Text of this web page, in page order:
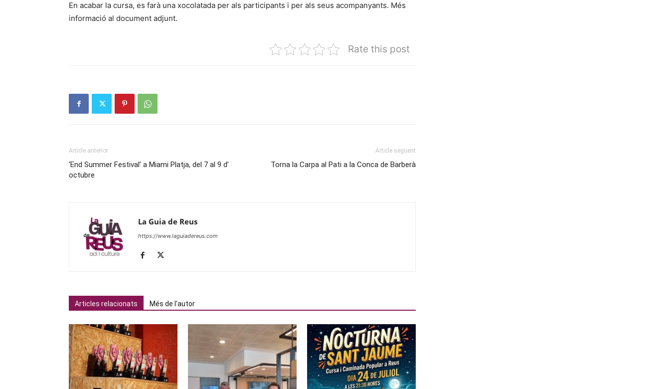
En acabar la cursa, es farà una xocolatada per als participants i per als seus acompanyants. Més
informació al document adjunt.
Rate this post
Article anterior
‘End Summer Festival’ a Miami Platja, del 7 al 9 d’
octubre
Article següent
Torna la Carpa al Pati a la Conca de Barberà
La Guia de Reus
https://www.laguiadereus.com
Articles relacionats Més de l'autor